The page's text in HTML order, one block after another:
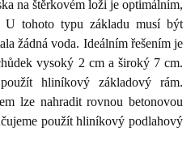
na štěrkovém loži je optimálním,
U tohoto typu základu musí být
žádná voda. Ideálním řešením je
vysoký 2 cm a široký 7 cm.
hliníkový základový rám.
lze nahradit rovnou betonovou
použít hliníkový podlahový